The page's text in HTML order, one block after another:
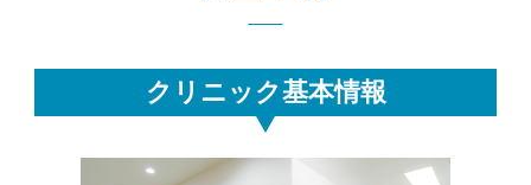
クリニック基本情報